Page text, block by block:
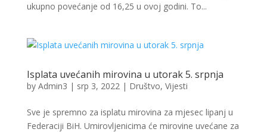
ukupno povećanje od 16,25 u ovoj godini. To...
Isplata uvećanih mirovina u utorak 5. srpnja
by Admin3 | srp 3, 2022| Društvo, Vijesti
Sve je spremno za isplatu mirovina za mjesec lipanj u
Federaciji BiH. Umirovljenicima će mirovine uvećane za